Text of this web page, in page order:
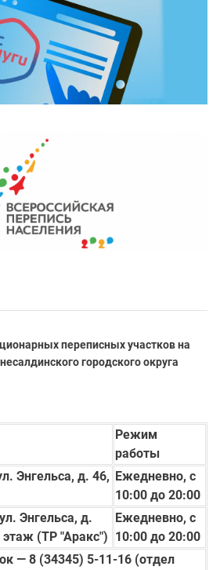
переписных участков на
городского округа
Режим
работы
Энгельса, д. 46, Ежедневно, с
10:00 до 20:00
Энгельса, д.
(ТР "Аракс")
Ежедневно, с
10:00 до 20:00
— 8 (34345) 5-11-16 (отдел